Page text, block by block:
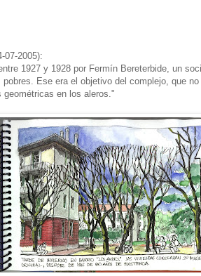
07-2005):
1927 y 1928 por Fermín Bereterbide, un
Ese era el objetivo del complejo, que
en los aleros."